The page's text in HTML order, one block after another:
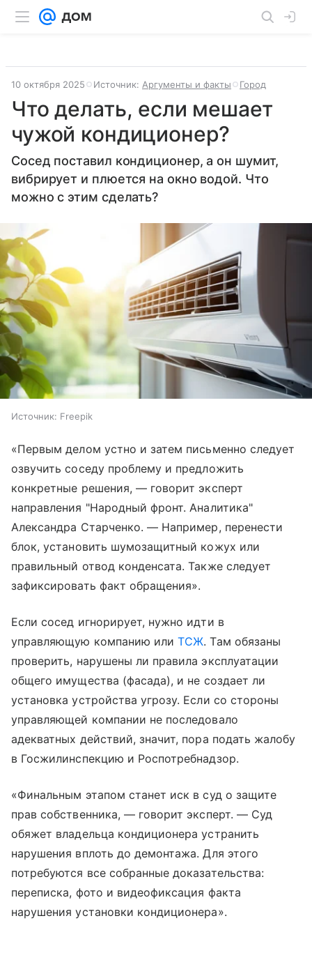
10 октября 2025 Источник: Аргументы и факты Город
Что делать, если мешает
чужой кондиционер?
Сосед поставил кондиционер, а он шумит,
вибрирует и плюется на окно водой. Что
можно с этим сделать?
Источник: Freepik
«Первым делом устно и затем письменно следует
озвучить соседу проблему и предложить
конкретные решения, — говорит эксперт
направления "Народный фронт. Аналитика"
Александра Старченко. — Например, перенести
блок, установить шумозащитный кожух или
правильный отвод конденсата. Также следует
зафиксировать факт обращения».
Если сосед игнорирует, нужно идти в
управляющую компанию илиТСЖ. Там обязаны
проверить, нарушены ли правила эксплуатации
общего имущества (фасада), и не создает ли
установка устройства угрозу. Если со стороны
управляющей компании не последовало
адекватных действий, значит, пора подать жалобу
в Госжилинспекцию и Роспотребнадзор.
«Финальным этапом станет иск в суд о защите
прав собственника, — говорит эксперт. — Суд
обяжет владельца кондиционера устранить
нарушения вплоть до демонтажа. Для этого
потребуются все собранные доказательства:
переписка, фото и видеофиксация факта
нарушения установки кондиционера».